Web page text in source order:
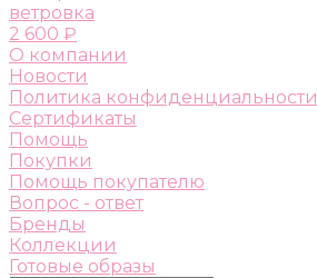
ветровка
2 600 ₽
О компании
Новости
Политика конфиденциальности
Сертификаты
Помощь
Покупки
Помощь покупателю
Вопрос - ответ
Бренды
Коллекции
Готовые образы